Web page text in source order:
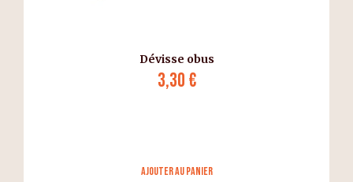
Dévisse obus
3,30 €
Ajouter au panier